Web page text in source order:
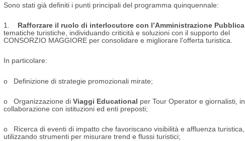
Sono stati già definiti i punti principali del programma quinquennale:
1. Rafforzare il ruolo di interlocutore con l’Amministrazione Pubblica
tematiche turistiche, individuando criticità e soluzioni con il supporto del
CONSORZIO MAGGIORE per consolidare e migliorare l'offerta turistica.
In particolare:
o Definizione di strategie promozionali mirate;
o Organizzazione di Viaggi Educational per Tour Operator e giornalisti, in
collaborazione con istituzioni ed enti preposti;
o
Ricerca di eventi di impatto che favoriscano visibilità e affluenza turistica,
utilizzando strumenti per misurare trend e flussi turistici;